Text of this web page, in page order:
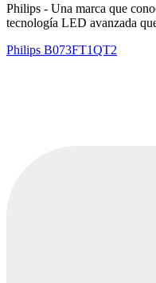
Philips - Una marca que
tecnología LED avanzada
Philips B073FT1QT2